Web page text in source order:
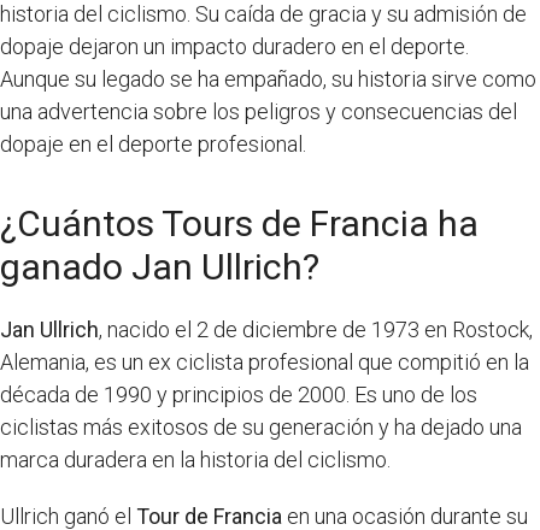
historia del ciclismo. Su caída de gracia y su admisión de
dopaje dejaron un impacto duradero en el deporte.
Aunque su legado se ha empañado, su historia sirve como
una advertencia sobre los peligros y consecuencias del
dopaje en el deporte profesional.
¿Cuántos Tours de Francia ha
ganado Jan Ullrich?
Jan Ullrich, nacido el 2 de diciembre de 1973 en Rostock,
Alemania, es un ex ciclista profesional que compitió en la
década de 1990 y principios de 2000. Es uno de los
ciclistas más exitosos de su generación y ha dejado una
marca duradera en la historia del ciclismo.
Ullrich ganó el Tour de Francia en una ocasión durante su